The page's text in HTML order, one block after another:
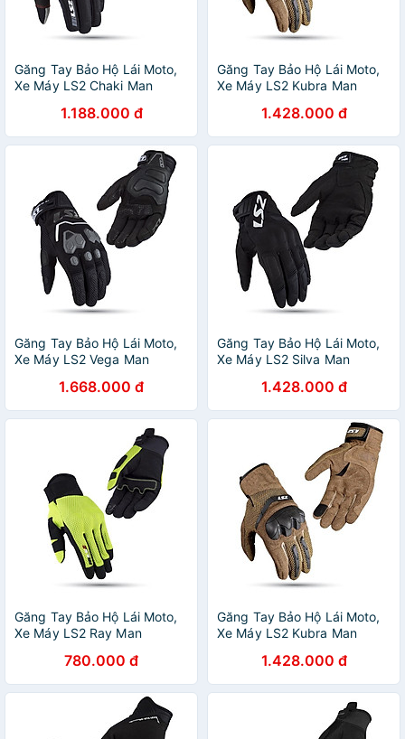
Găng Tay Bảo Hộ Lái Moto,
Xe Máy LS2 Chaki Man
1.188.000 đ
Găng Tay Bảo Hộ Lái Moto,
Xe Máy LS2 Kubra Man
1.428.000 đ
Găng Tay Bảo Hộ Lái Moto,
Xe Máy LS2 Vega Man
1.668.000 đ
Găng Tay Bảo Hộ Lái Moto,
Xe Máy LS2 Silva Man
1.428.000 đ
Găng Tay Bảo Hộ Lái Moto,
Xe Máy LS2 Ray Man
780.000 đ
Găng Tay Bảo Hộ Lái Moto,
Xe Máy LS2 Kubra Man
1.428.000 đ